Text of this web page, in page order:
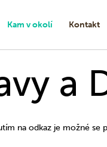
Kam v okolí Kontakt
a
na odkaz je možné se